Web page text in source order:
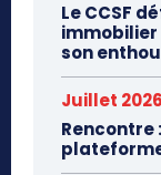
Le CCSF
son
Juillet 2026
Rencontre